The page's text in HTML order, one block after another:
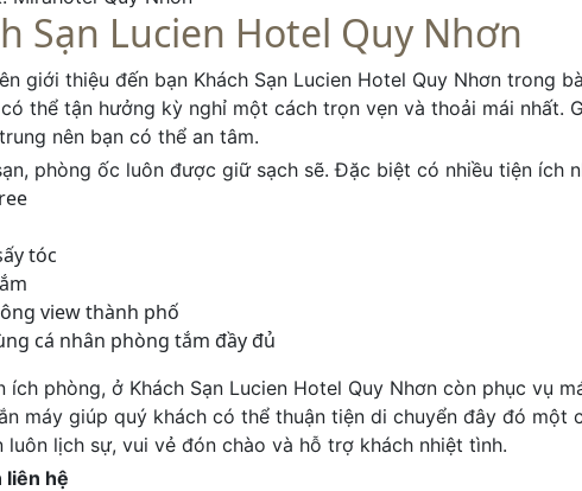
Sạn Lucien Hotel Quy Nhơn
giới thiệu đến bạn Khách Sạn Lucien Hotel Quy Nhơn trong
thể tận hưởng kỳ nghỉ một cách trọn vẹn và thoải mái nhất.
nên bạn có thể an tâm.
phòng ốc luôn được giữ sạch sẽ. Đặc biệt có nhiều tiện ích
tóc
view thành phố
cá nhân phòng tắm đầy đủ
ích phòng, ở Khách Sạn Lucien Hotel Quy Nhơn còn phục vụ
máy giúp quý khách có thể thuận tiện di chuyển đây đó một
luôn lịch sự, vui vẻ đón chào và hỗ trợ khách nhiệt tình.
liên hệ